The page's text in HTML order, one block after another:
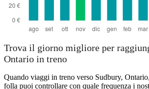
Trova il giorno migliore per
Ontario in treno
Quando viaggi in treno verso Sudbury,
folla puoi controllare con quale frequenza i